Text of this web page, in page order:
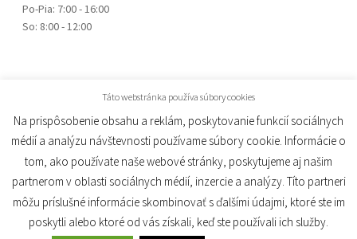
Po-Pia: 7:00 - 16:00
So: 8:00 - 12:00
© Gosta 2026
Built with WooCommerce.
Táto webstránka používa súbory cookies
Na prispôsobenie obsahu a reklám, poskytovanie funkcií sociálnych
médií a analýzu návštevnosti používame súbory cookie. Informácie o
tom, ako používate naše webové stránky, poskytujeme aj našim
partnerom v oblasti sociálnych médií, inzercie a analýzy. Títo partneri
môžu príslušné informácie skombinovať s ďalšími údajmi, ktoré ste im
poskytli alebo ktoré od vás získali, keď ste používali ich služby.